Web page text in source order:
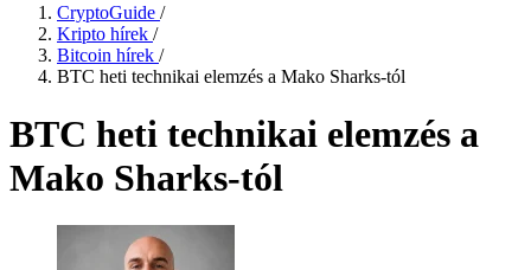
CryptoGuide /
Kripto hírek /
Bitcoin hírek /
BTC heti technikai elemzés a Mako Sharks-tól
BTC heti technikai elemzés a
Mako Sharks-tól